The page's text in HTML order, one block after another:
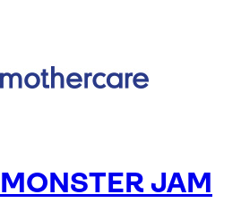
MONSTER JAM